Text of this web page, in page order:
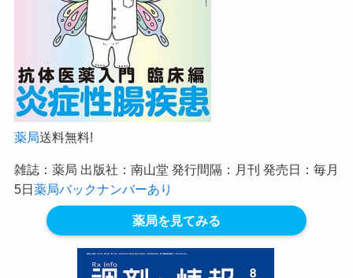
薬局送料無料!
雑誌：薬局 出版社：南山堂 発行間隔：月刊 発売日：毎月
5日薬局バックナンバーあり
薬局を見てみる